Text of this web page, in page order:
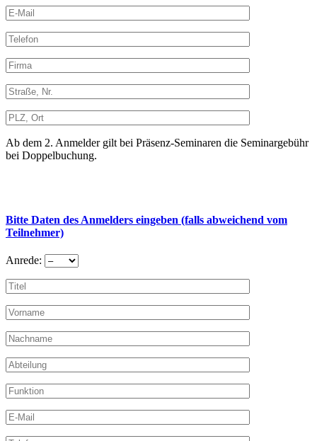
Ab dem 2. Anmelder gilt bei Präsenz-Seminaren die Seminargebühr
bei Doppelbuchung.
Bitte Daten des Anmelders eingeben (falls abweichend vom
Teilnehmer)
Anrede: